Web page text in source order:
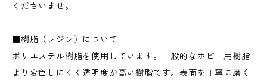
くださいませ。
■樹脂（レジン）について
ポリエステル樹脂を使用しています。一般的なホビー用樹脂
より変色しにくく透明度が高い樹脂です。表面を丁寧に磨く